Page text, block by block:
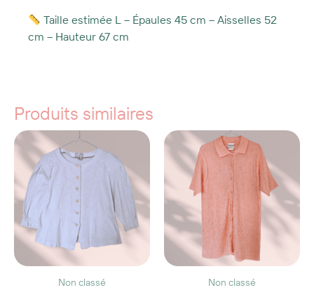
Taille estimée L – Épaules 45 cm – Aisselles 52
cm – Hauteur 67 cm
Produits similaires
Non classé Non classé